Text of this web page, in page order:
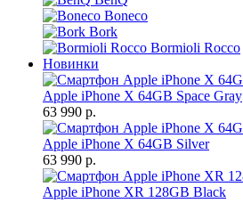
Boneco
Bork
Bormioli Rocco
Новинки
Apple iPhone X 64GB Space Gray
63 990 р.
Apple iPhone X 64GB Silver
63 990 р.
Apple iPhone XR 128GB Black